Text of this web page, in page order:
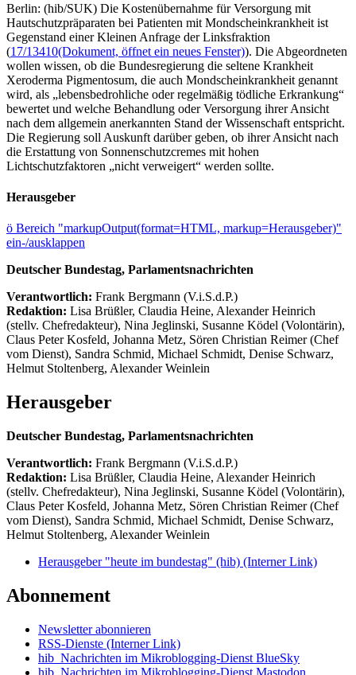
Berlin: (hib/SUK) Die Kostenübernahme für Versorgung mit
Hautschutzpräparaten bei Patienten mit Mondscheinkrankheit ist
Gegenstand einer Kleinen Anfrage der Linksfraktion
(17/13410(Dokument, öffnet ein neues Fenster)). Die Abgeordneten
wollen wissen, ob die Bundesregierung die seltene Krankheit
Xeroderma Pigmentosum, die auch Mondscheinkrankheit genannt
wird, als „lebensbedrohliche oder regelmäßig tödliche Erkrankung“
bewertet und welche Behandlung oder Versorgung ihrer Ansicht
nach dem allgemein anerkannten Stand der Wissenschaft entspricht.
Die Regierung soll Auskunft darüber geben, ob ihrer Ansicht nach
die Erstattung von Sonnenschutzcremes mit hohen
Lichtschutzfaktoren „nicht verweigert“ werden sollte.
Herausgeber
ö Bereich "markupOutput(format=HTML, markup=Herausgeber)"
ein-/ausklappen
Deutscher Bundestag, Parlamentsnachrichten
Verantwortlich: Frank Bergmann (V.i.S.d.P.)
Redaktion: Lisa Brüßler, Claudia Heine, Alexander Heinrich
(stellv. Chefredakteur), Nina Jeglinski, Susanne Ködel (Volontärin),
Claus Peter Kosfeld, Johanna Metz, Sören Christian Reimer (Chef
vom Dienst), Sandra Schmid, Michael Schmidt, Denise Schwarz,
Helmut Stoltenberg, Alexander Weinlein
Herausgeber
Deutscher Bundestag, Parlamentsnachrichten
Verantwortlich: Frank Bergmann (V.i.S.d.P.)
Redaktion: Lisa Brüßler, Claudia Heine, Alexander Heinrich
(stellv. Chefredakteur), Nina Jeglinski, Susanne Ködel (Volontärin),
Claus Peter Kosfeld, Johanna Metz, Sören Christian Reimer (Chef
vom Dienst), Sandra Schmid, Michael Schmidt, Denise Schwarz,
Helmut Stoltenberg, Alexander Weinlein
Herausgeber "heute im bundestag" (hib) (Interner Link)
Abonnement
Newsletter abonnieren
RSS-Dienste (Interner Link)
hib_Nachrichten im Mikroblogging-Dienst BlueSky
hib_Nachrichten im Mikroblogging-Dienst Mastodon